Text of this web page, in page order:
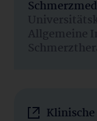
Allgemeine